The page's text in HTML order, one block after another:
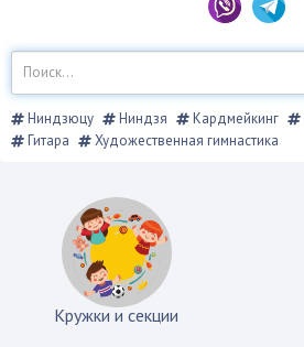
Ниндзюцу Ниндзя Кардмейкинг
Гитара
Художественная гимнастика
Кружки и секции